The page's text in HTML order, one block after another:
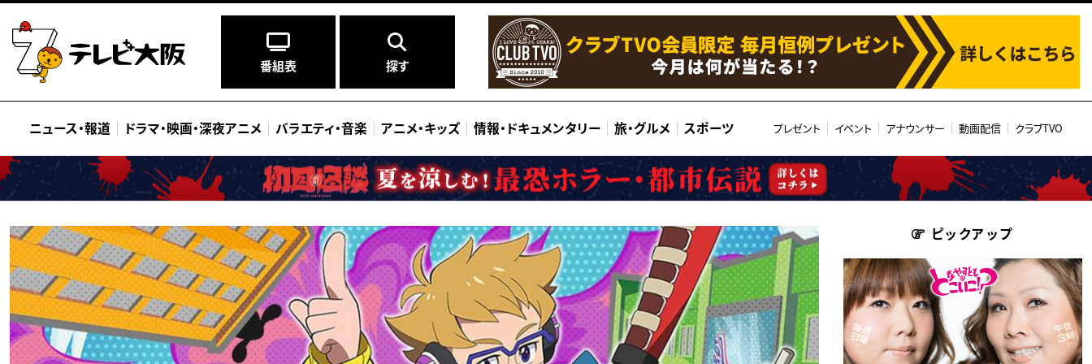
番組表 探す
ニュース・報道 ドラマ・映画・深夜アニメ バラエティ・音楽 アニメ・キッズ 情報・ ドキュメンタリー 旅・グルメ スポーツ プレゼント イベント アナウンサー 動画配信 クラブTVO
ピックアップ